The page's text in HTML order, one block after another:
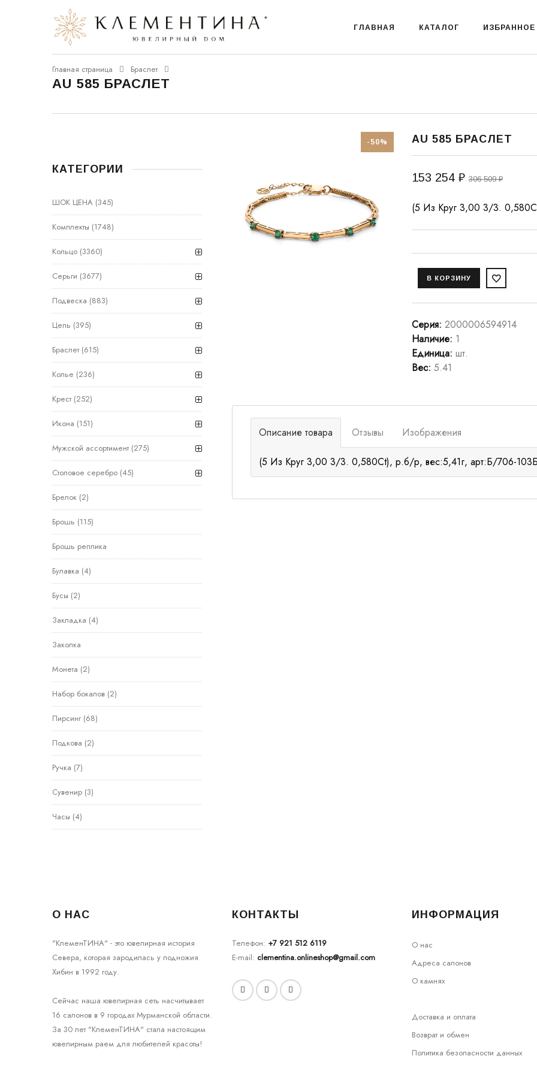
ГЛАВНАЯ КАТАЛОГ ИЗБРАННОЕ
Главная страница Браслет
AU 585 БРАСЛЕТ
-50% AU 585 БРАСЛЕТ
153 254 ₽ 306 509 ₽
(5 Из Круг 3,00 3/3.
Серия: 2000006594914
Наличие: 1
Единица: шт.
Вес: 5.41
Описание товара
(5 Из Круг 3,00 3/3. 0,580Ct), р.б/р, вес:5,41г, арт:Б/706-
Отзывы Изображения
КАТЕГОРИИ
ШОК ЦЕНА (345)
Комплекты (1748)
Кольцо (3360)
Серьги (3677)
Подвеска (883)
Цепь (395)
Браслет (615)
Колье (236)
Крест (252)
Икона (151)
Мужской ассортимент (275)
Столовое серебро (45)
Брелок (2)
Брошь (115)
Брошь реплика
Булавка (4)
Бусы (2)
Закладка (4)
Заколка
Монета (2)
Набор бокалов (2)
Пирсинг (68)
Подкова (2)
Ручка (7)
Сувенир (3)
Часы (4)
О НАС
"КлеменТИНА" - это ювелирная история
Севера, которая зародилась у подножия
Хибин в 1992 году.
Сейчас наша ювелирная сеть насчитывает
16 салонов в 9 городах Мурманской области.
За 30 лет "КлеменТИНА" стала настоящим
ювелирным раем для любителей красоты!
КОНТАКТЫ
Телефон: +7 921 512 6119
E-mail: clementina.onlineshop@gmail.com
ИНФОРМАЦИЯ
О нас
Адреса салонов
О камнях
Доставка и оплата
Возврат и обмен
Политика безопасности данных